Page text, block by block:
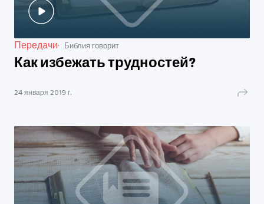
Передачи Библия говорит
Как избежать трудностей?
24 января 2019 г.